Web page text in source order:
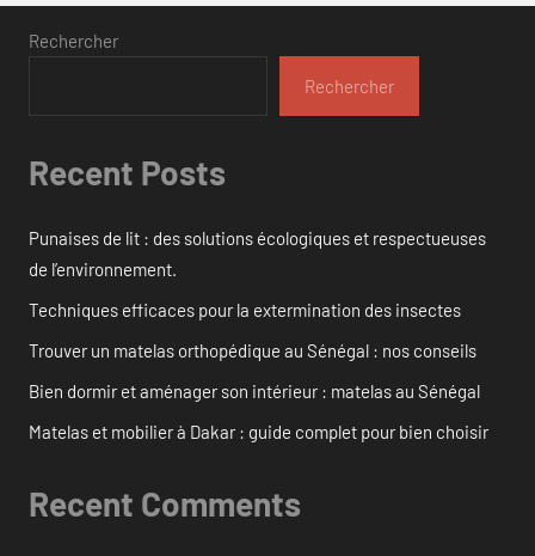
Rechercher
Rechercher
Recent Posts
Punaises de lit : des solutions écologiques et respectueuses
de l’environnement.
Techniques efficaces pour la extermination des insectes
Trouver un matelas orthopédique au Sénégal : nos conseils
Bien dormir et aménager son intérieur : matelas au Sénégal
Matelas et mobilier à Dakar : guide complet pour bien choisir
Recent Comments